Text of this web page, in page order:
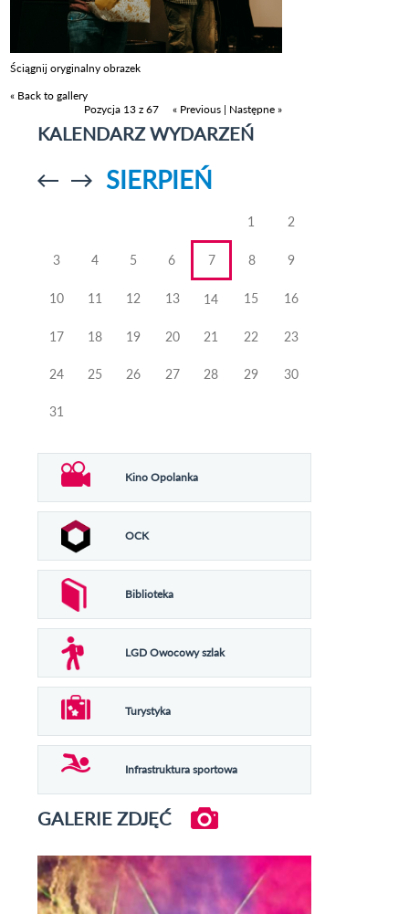
Ściągnij oryginalny obrazek
« Back to gallery
Pozycja 13 z 67
« Previous | Następne »
KALENDARZ WYDARZEŃ
Przejdź doPrzejdź do
SIERPIEŃ
1 2
3 4 5 6 7 8 9
10 11 12 13 14 15 16
17 18 19 20 21 22 23
24 25 26 27 28 29 30
31
Kino Opolanka
OCK
Biblioteka
LGD Owocowy szlak
Turystyka
Infrastruktura sportowa
GALERIE ZDJĘĆ